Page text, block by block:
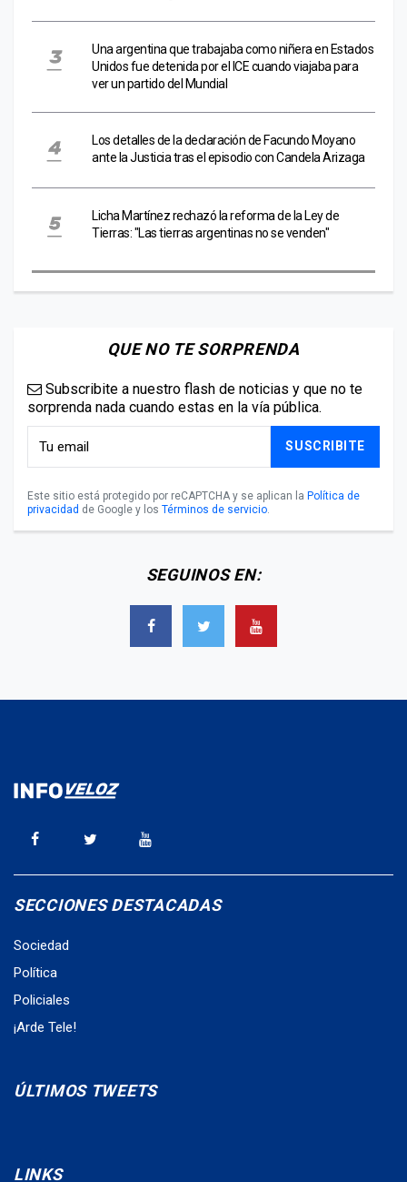
Una argentina que trabajaba como niñera en Estados
Unidos fue detenida por el ICE cuando viajaba para
ver un partido del Mundial
Los detalles de la declaración de Facundo Moyano
ante la Justicia tras el episodio con Candela Arizaga
Licha Martínez rechazó la reforma de la Ley de
Tierras: "Las tierras argentinas no se venden"
QUE NO TE SORPRENDA
Subscribite a nuestro flash de noticias y que no te
sorprenda nada cuando estas en la vía pública.
SUSCRIBITE
Este sitio está protegido por reCAPTCHA y se aplican la Política de
privacidad de Google y los Términos de servicio.
SEGUINOS EN:
SECCIONES DESTACADAS
Sociedad
Política
Policiales
¡Arde Tele!
ÚLTIMOS TWEETS
LINKS